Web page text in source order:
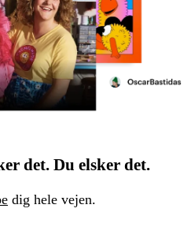
det. Du elsker det.
dig hele vejen.